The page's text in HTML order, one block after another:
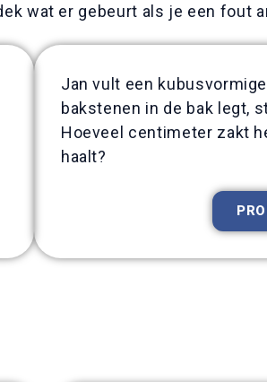
wat er gebeurt als je een fout
Jan vult een
bakstenen in de bak legt,
Hoeveel centimeter zakt
haalt?